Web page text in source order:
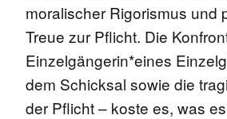
moralischer Rigorismus und
Treue zur Pflicht. Die
Einzelgängerin*eines
dem Schicksal sowie die
der Pflicht – koste es, was